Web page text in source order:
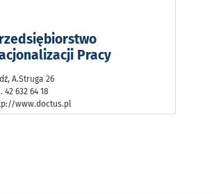
Pracy
A.Struga 26
42 632 64 18
www.doctus.pl